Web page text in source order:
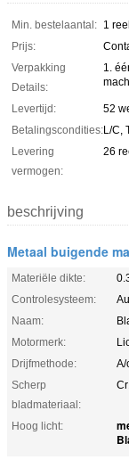
Min. bestelaantal: 1
Prijs:
Verpakking
Details:
1.
Levertijd:
52
Betalingscondities:L/C,
Levering
vermogen:
26
beschrijving
Metaal buigende
Materiële dikte:
Controlesysteem:
Naam:
Motormerk:
Drijfmethode:
A/
Scherp
bladmateriaal:
Hoog licht: